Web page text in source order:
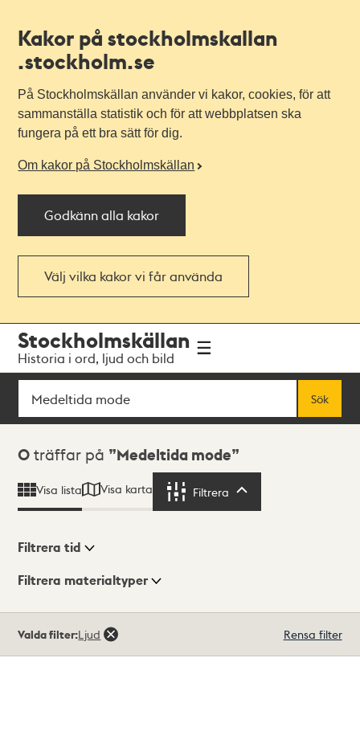
Kakor på stockholmskallan
.stockholm.se
På Stockholmskällan använder vi kakor, cookies, för att
sammanställa statistik och för att webbplatsen ska
fungera på ett bra sätt för dig.
Om kakor på Stockholmskällan
Godkänn alla kakor
Välj vilka kakor vi får använda
navigationen
huvudinnehållet
Stockholmskällan
Historia i ord, ljud och bild
Sök
Sök
Sökresultat
0 träffar på Medeltida mode
Visa lista Visa karta Filtrera
Visningsläge
Filtrera tid
Filtrera materialtyper
träffar
Valda filter:Ljud Rensa filter